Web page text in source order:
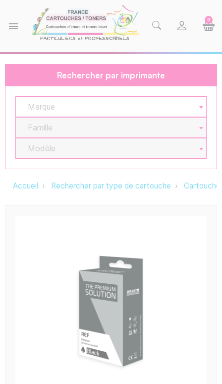
menu
0
Rechercher par imprimante
Marque
Famille
Modèle
Accueil Rechercher par type de cartouche